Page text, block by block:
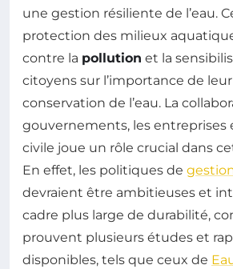
une gestion résiliente de l’eau.
protection des milieux
contre la pollution et la
citoyens sur l’importance de
conservation de l’eau. La
gouvernements, les entreprises
civile joue un rôle crucial dans
En effet, les politiques de
devraient être ambitieuses et
cadre plus large de durabilité,
prouvent plusieurs études et
disponibles, tels que ceux de